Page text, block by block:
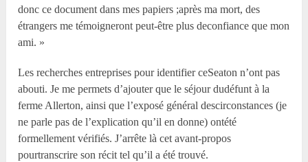
donc ce document dans mes papiers ;après ma mort, des
étrangers me témoigneront peut-être plus deconfiance que mon
ami. »
Les recherches entreprises pour identifier ceSeaton n’ont pas
abouti. Je me permets d’ajouter que le séjour dudéfunt à la
ferme Allerton, ainsi que l’exposé général descirconstances (je
ne parle pas de l’explication qu’il en donne) ontété
formellement vérifiés. J’arrête là cet avant-propos
pourtranscrire son récit tel qu’il a été trouvé.